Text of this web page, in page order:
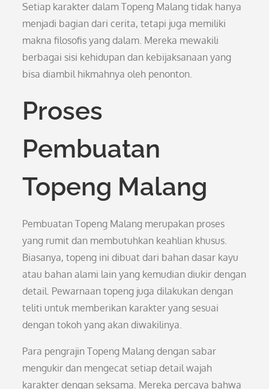
Setiap karakter dalam Topeng Malang tidak hanya
menjadi bagian dari cerita, tetapi juga memiliki
makna filosofis yang dalam. Mereka mewakili
berbagai sisi kehidupan dan kebijaksanaan yang
bisa diambil hikmahnya oleh penonton.
Proses
Pembuatan
Topeng Malang
Pembuatan Topeng Malang merupakan proses
yang rumit dan membutuhkan keahlian khusus.
Biasanya, topeng ini dibuat dari bahan dasar kayu
atau bahan alami lain yang kemudian diukir dengan
detail. Pewarnaan topeng juga dilakukan dengan
teliti untuk memberikan karakter yang sesuai
dengan tokoh yang akan diwakilinya.
Para pengrajin Topeng Malang dengan sabar
mengukir dan mengecat setiap detail wajah
karakter dengan seksama. Mereka percaya bahwa